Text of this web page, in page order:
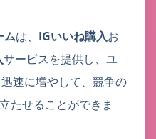
ムは、 IGいいね購入お
サービスを提供し、ユ
速に増やして、競争の
たせることができま